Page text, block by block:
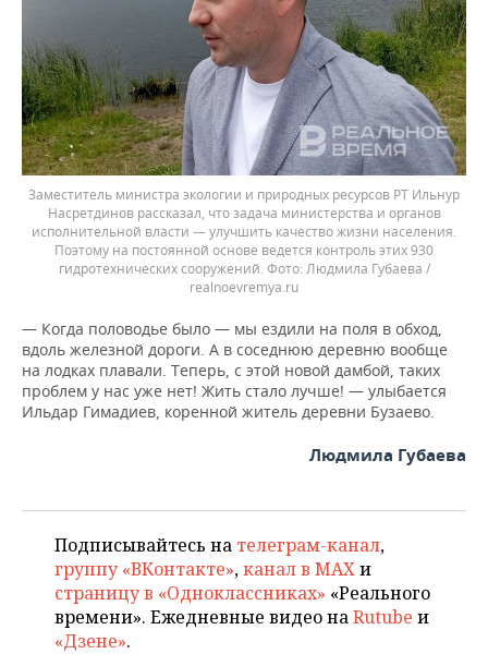
Заместитель министра экологии и природных ресурсов РТ Ильнур
Насретдинов рассказал, что задача министерства и органов
исполнительной власти — улучшить качество жизни населения.
Поэтому на постоянной основе ведется контроль этих 930
гидротехнических сооружений.
Людмила Губаева /
realnoevremya.ru
— Когда половодье было — мы ездили на поля в обход,
вдоль железной дороги. А в соседнюю деревню вообще
на лодках плавали. Теперь, с этой новой дамбой, таких
проблем у нас уже нет! Жить стало лучше! — улыбается
Ильдар Гимадиев, коренной житель деревни Бузаево.
Людмила Губаева
Подписывайтесь на телеграм-канал,
группу «ВКонтакте»,канал в MAXи
страницу в «Одноклассниках» «Реального
времени». Ежедневные видео наRutube и
«Дзене».